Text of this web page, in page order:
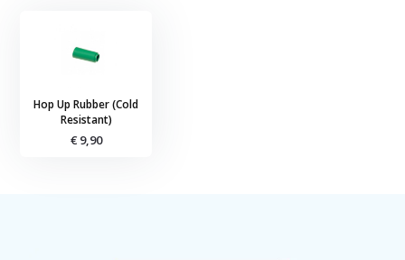
Hop Up Rubber (Cold
Resistant)
€ 9,90